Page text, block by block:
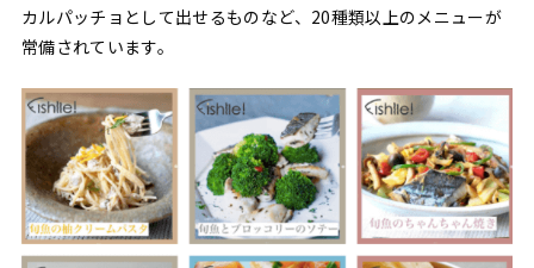
カルパッチョとして出せるものなど、20種類以上のメニューが
常備されています。